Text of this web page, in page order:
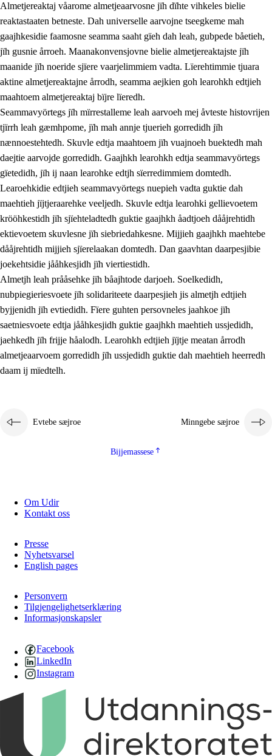
1.1 Almetjeaarvoe
1.2 Identiteete jïh kulturellen gellievoete
1.3 Laejhtehks ussjedimmie jïh etihkeles vuajnoe
1.4
Skaepiedimmievoeteaavoe, eadtjohkevoete jïh
goerehtimmievæljoe
1.5 Eatnemem krööhkestidh jïh byjresegoerkesevoete
1.6 Demokratije jïh meatanårrome
Almetjereaktaj våarome almetjeaarvosne jïh dïhte vihkeles bielie
reaktastaaten betneste. Dah universelle aarvojne tseegkeme mah
gaajhkesidie faamosne seamma saaht gïeh dah leah, gubpede båetieh,
jïh gusnie årroeh. Maanakonvensjovne bielie almetjereaktajste jïh
maanide jïh noeride sjïere vaarjelimmiem vadta. Lïerehtimmie tjuara
aktine almetjereaktajne årrodh, seamma aejkien goh learohkh edtjieh
maahtoem almetjereaktaj bïjre lïeredh.
Seammavyörtegs jïh mïrrestalleme leah aarvoeh mej åvteste histovrijen
tjïrrh leah gæmhpome, jïh mah annje tjuerieh gorredidh jïh
nænnoestehtedh. Skuvle edtja maahtoem jïh vuajnoeh buektedh mah
daejtie aarvojde gorredidh. Gaajhkh learohkh edtja seammavyörtegs
gïetedidh, jïh ij naan learohke edtjh sïerredimmiem domtedh.
Learoehkidie edtjieh seammavyörtegs nuepieh vadta guktie dah
maehtieh jïjtjeraarehke veeljedh. Skuvle edtja learohki gellievoetem
krööhkestidh jïh sjïehteladtedh guktie gaajhkh åadtjoeh dååjrehtidh
ektievoetem skuvlesne jïh siebriedahkesne. Mijjieh gaajhkh maehtebe
dååjrehtidh mijjieh sjïerelaakan domtedh. Dan gaavhtan daarpesjibie
joekehtsidie jååhkesjidh jïh viertiestidh.
Almetjh leah prååsehke jïh båajhtode darjoeh. Soelkedidh,
nubpiegieriesvoete jïh solidariteete daarpesjieh jis almetjh edtjieh
byjjenidh jïh evtiedidh. Fïere guhten persovneles jaahkoe jïh
saetniesvoete edtja jååhkesjidh guktie gaajhkh maehtieh ussjedidh,
jaehkedh jïh frijje håalodh. Learohkh edtjieh jïjtje meatan årrodh
almetjeaarvoem gorredidh jïh ussjedidh guktie dah maehtieh heerredh
daam ij mïedtelh.
Evtebe sæjroe Minngebe sæjroe
Bijjemassese
Om Udir
Kontakt oss
Presse
Nyhetsvarsel
English pages
Personvern
Tilgjengelighetserklæring
Informasjonskapsler
Facebook
LinkedIn
Instagram